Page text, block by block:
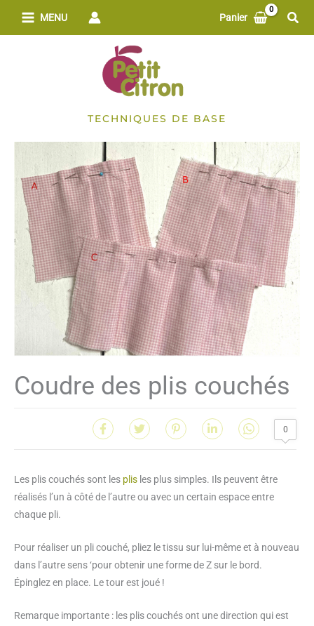
MENU Panier
TECHNIQUES DE BASE
Coudre des plis couchés
0
Les plis couchés sont les plis les plus simples. Ils peuvent être
réalisés l’un à côté de l’autre ou avec un certain espace entre
chaque pli.
Pour réaliser un pli couché, pliez le tissu sur lui-même et à nouveau
dans l’autre sens ‘pour obtenir une forme de Z sur le bord.
Épinglez en place. Le tour est joué !
Remarque importante : les plis couchés ont une direction qui est